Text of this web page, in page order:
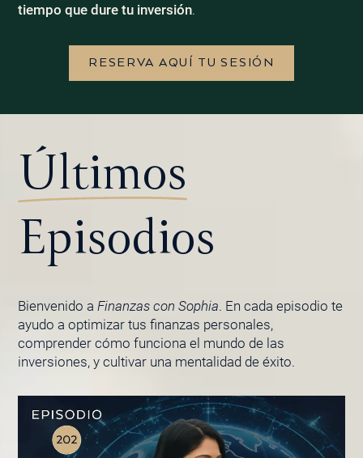
tiempo que dure tu inversión.
RESERVA AQUÍ TU SESIÓN
Últimos
Episodios
Bienvenido a Finanzas con Sophia. En cada episodio te
ayudo a optimizar tus finanzas personales,
comprender cómo funciona el mundo de las
inversiones, y cultivar una mentalidad de éxito.
PÁGINA
PÁGINA
PÁGINAPÁGINA